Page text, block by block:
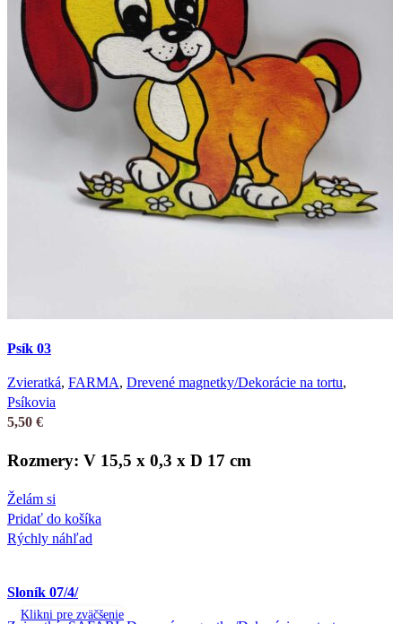
Klikni pre zväčšenie
Psík 03
Zvieratká, FARMA, Drevené magnetky/Dekorácie na tortu,
Psíkovia
5,50 €
Rozmery: V 15,5 x 0,3 x D 17 cm
Želám si
Pridať do košíka
Rýchly náhľad
Sloník 07/4/